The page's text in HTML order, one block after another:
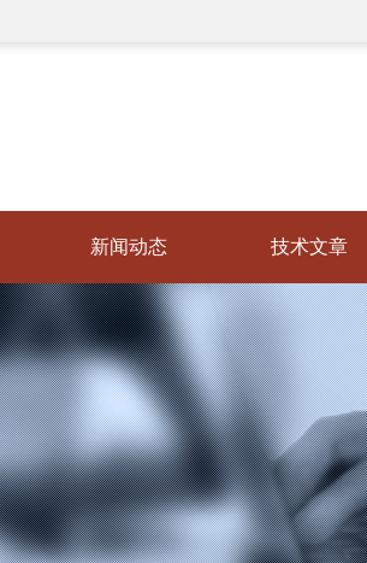
新闻动态 技术文章